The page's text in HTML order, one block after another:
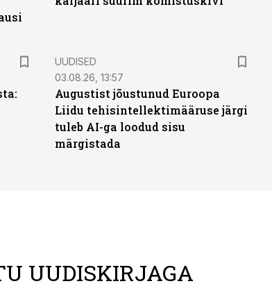
UUDISED
03.08.26, 13:57
Augustist jõustunud Euroopa
Liidu tehisintellektimääruse järgi
tuleb AI-ga loodud sisu
märgistada
UUDISKIRJAGA